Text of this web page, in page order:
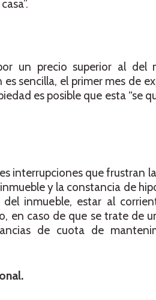
un precio superior al del
sencilla, el primer mes de
es posible que esta “se
interrupciones que frustran
y la constancia de
inmueble, estar al
en caso de que se trate de
de cuota de